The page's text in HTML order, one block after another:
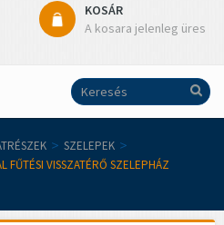
KOSÁR
A kosara jelenleg üres
> SZELEPEK >
FŰTÉSI VISSZATÉRŐ SZELEPHÁZ